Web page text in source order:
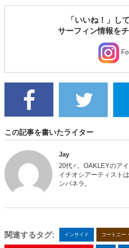
「いいね！」し
サーフィン情報を
この記事を書いたライター
Jay
20代♂。OAKLEYのア
イチオシアーティスト
ンパネラ。
関連するタグ: インサイド コートニー